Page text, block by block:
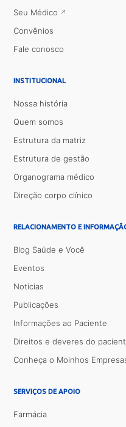
Seu Médico
Convênios
Fale conosco
INSTITUCIONAL
Nossa história
Quem somos
Estrutura da matriz
Estrutura de gestão
Organograma médico
Direção corpo clínico
RELACIONAMENTO E
Blog Saúde e Você
Eventos
Notícias
Publicações
Informações ao Paciente
Direitos e deveres do
Conheça o Moinhos
SERVIÇOS DE APOIO
Farmácia